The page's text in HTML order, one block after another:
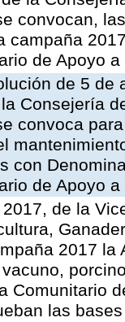
convocan,
campaña
de Apoyo
de 5
Consejería
convoca
con
de Apoyo
de la
2017
Comunitario
las